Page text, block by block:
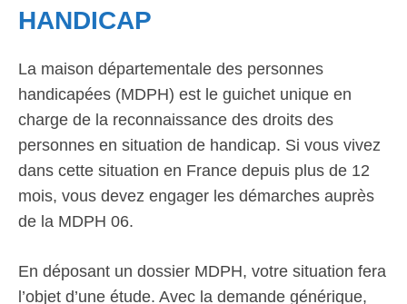
HANDICAP
La maison départementale des personnes
handicapées (MDPH) est le guichet unique en
charge de la reconnaissance des droits des
personnes en situation de handicap. Si vous vivez
dans cette situation en France depuis plus de 12
mois, vous devez engager les démarches auprès
de la MDPH 06.
En déposant un dossier MDPH, votre situation fera
l’objet d’une étude. Avec la demande générique,